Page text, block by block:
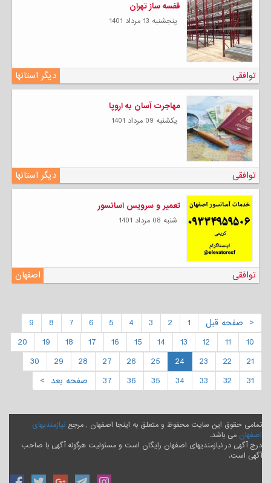
قفسه ساز تهران
پنجشنبه 13 مرداد 1401
دیگر استانها توافقی
مهاجرت آسان به اروپا
يكشنبه 09 مرداد 1401
دیگر استانها توافقی
تعمیر و سرویس اسانسور
شنبه 08 مرداد 1401
اصفهان توافقی
< صفحه قبل 1
2
3
4
5
6
7
8
9
10
11
12
13
14
15
16
17
18
19
20
21
22
23
24
25
26
27
28
29
30
31
32
33
34
35
36
37 صفحه بعد >
تمامی حقوق این سایت محفوظ و متعلق به اینجا اصفهان , مرجع نیازمندیهای
اصفهان می باشد.
درج آگهی در نیازمندیهای اصفهان رایگان است و مسئولیت هرگونه آگهی با صاحب
آگهی است.